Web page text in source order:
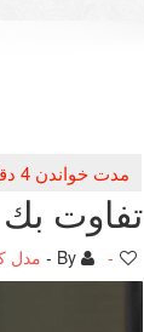
تفاوت بك
مدل -